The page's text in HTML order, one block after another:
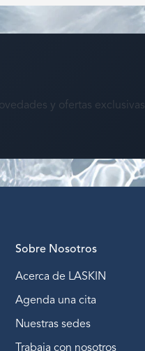
y ofertas exclusivas
Sobre Nosotros
Acerca de LASKIN
Agenda una cita
Nuestras sedes
Trabaja con nosotros